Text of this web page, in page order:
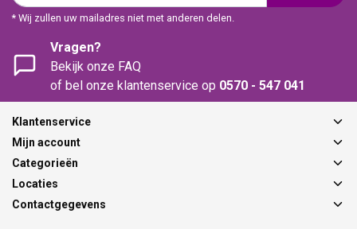
* Wij zullen uw mailadres niet met anderen delen.
Vragen?
Bekijk onze FAQ
of bel onze klantenservice op 0570 - 547 041
Klantenservice
Mijn account
Categorieën
Locaties
Contactgegevens